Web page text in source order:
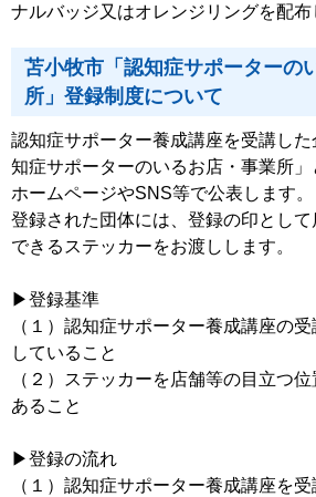
ナルバッジ又はオレンジリングを配布
苫小牧市「認知症サポーターの
所」登録制度について
認知症サポーター養成講座を受講し
知症サポーターのいるお店・事業所
ホームページやSNS等で公表します。
登録された団体には、登録の印とし
できるステッカーをお渡しします。
▶登録基準
（１）認知症サポーター養成講座の
していること
（２）ステッカーを店舗等の目立つ
あること
▶登録の流れ
（１）認知症サポーター養成講座を受